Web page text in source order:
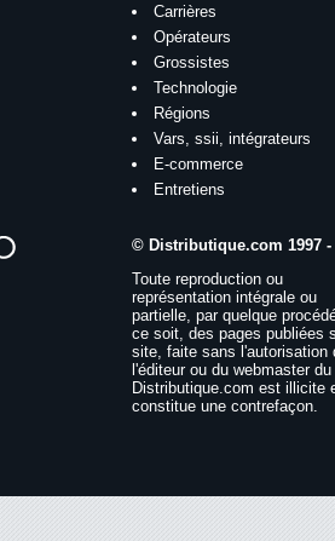
Carrières
Opérateurs
Grossistes
Technologie
Régions
Vars, ssii, intégrateurs
E-commerce
Entretiens
© Distributique.com 1997 -
Toute reproduction ou
représentation intégrale ou
partielle, par quelque
ce soit, des pages publiées
site, faite sans l'autorisation
l'éditeur ou du webmaster
Distributique.com est illicite
constitue une contrefaçon.